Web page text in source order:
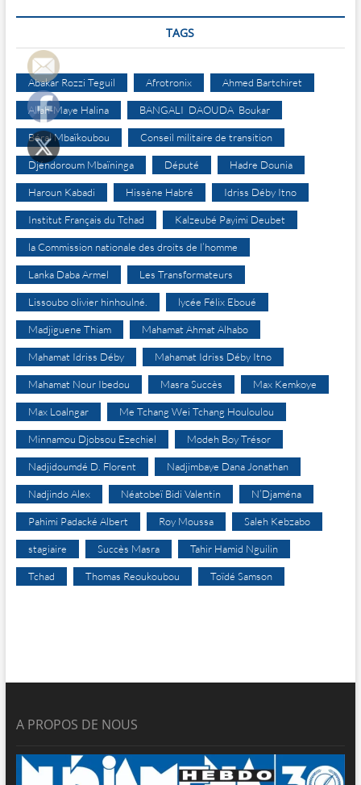
TAGS
Abakar Rozzi Teguil Afrotronix Ahmed Bartchiret
Allah-Maye Halina BANGALI DAOUDA Boukar
Béral Mbaïkoubou Conseil militaire de transition
Djéndoroum Mbaïninga Député Hadre Dounia
Haroun Kabadi Hissène Habré Idriss Déby Itno
Institut Français du Tchad Kalzeubé Payimi Deubet
la Commission nationale des droits de l’homme
Lanka Daba Armel Les Transformateurs
Lissoubo olivier hinhoulné. lycée Félix Eboué
Madjiguene Thiam Mahamat Ahmat Alhabo
Mahamat Idriss Déby Mahamat Idriss Déby Itno
Mahamat Nour Ibedou Masra Succès Max Kemkoye
Max Loalngar Me Tchang Wei Tchang Houloulou
Minnamou Djobsou Ezechiel Modeh Boy Trésor
Nadjidoumdé D. Florent Nadjimbaye Dana Jonathan
Nadjindo Alex Néatobeï Bidi Valentin N’Djaména
Pahimi Padacké Albert Roy Moussa Saleh Kebzabo
stagiaire Succès Masra Tahir Hamid Nguilin
Tchad Thomas Reoukoubou Toïdé Samson
A PROPOS DE NOUS